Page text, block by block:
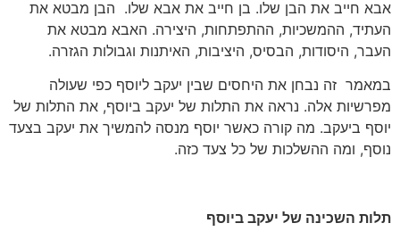
אבא חייב את הבן שלו. בן חייב את אבא שלו. הבן מבטא את
העתיד, ההמשכיות, ההתפתחות, היצירה. האבא מבטא את
העבר, היסודות, הבסיס, היציבות, האיתנות וגבולות הגזרה.
במאמר זה נבחן את היחסים שבין יעקב ליוסף כפי שעולה
מפרשיות אלה. נראה את התלות של יעקב ביוסף, את התלות של
יוסף ביעקב. מה קורה כאשר יוסף מנסה להמשיך את יעקב בצעד
נוסף, ומה ההשלכות של כל צעד כזה.
תלות השכינה של יעקב ביוסף